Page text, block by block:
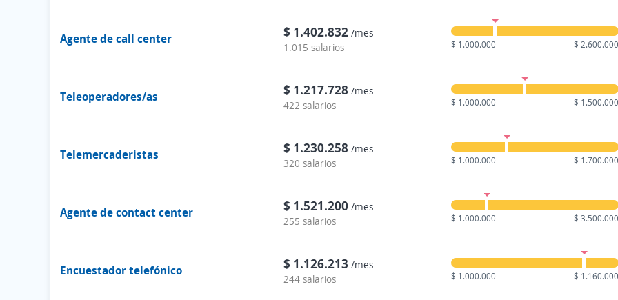
Agente de call center $ 1.402.832 /mes
1.015 salarios
$ 1.000.000 $ 2.600.000
Teleoperadores/as $ 1.217.728 /mes
422 salarios
$ 1.000.000 $ 1.500.000
Telemercaderistas $ 1.230.258 /mes
320 salarios
$ 1.000.000 $ 1.700.000
Agente de contact center $ 1.521.200 /mes
255 salarios
$ 1.000.000 $ 3.500.000
Encuestador telefónico $ 1.126.213 /mes
244 salarios
$ 1.000.000 $ 1.160.000